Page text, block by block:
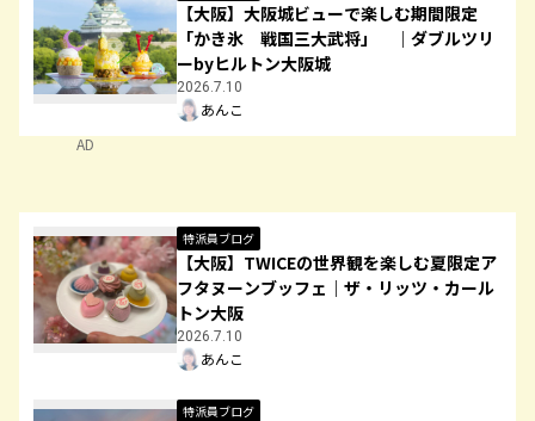
【大阪】大阪城ビューで楽しむ期間限定
「かき氷 戦国三大武将」 ｜ダブルツリ
ーbyヒルトン大阪城
2026.7.10
あんこ
AD
特派員ブログ
【大阪】TWICEの世界観を楽しむ夏限定ア
フタヌーンブッフェ｜ザ・リッツ・カール
トン大阪
2026.7.10
あんこ
特派員ブログ